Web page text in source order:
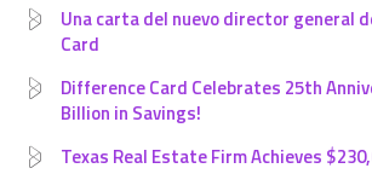
Una carta del nuevo director general
Card
Difference Card Celebrates 25th
Billion in Savings!
Texas Real Estate Firm Achieves